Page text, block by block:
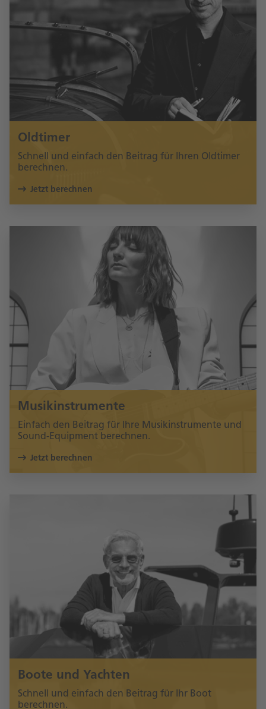
Oldtimer
Schnell und einfach den Beitrag für Ihren Oldtimer
berechnen.
Jetzt berechnen
Musikinstrumente
Einfach den Beitrag für Ihre Musikinstrumente und
Sound-Equipment berechnen.
Jetzt berechnen
Boote und Yachten
Schnell und einfach den Beitrag für Ihr Boot
berechnen.